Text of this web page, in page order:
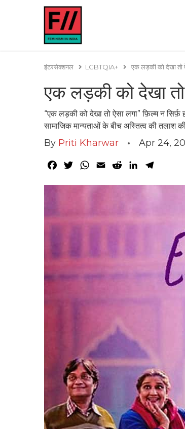
इंटरसेक्शनल LGBTQIA+ एक लड़की को देखा तो
एक लड़की को देखा तो
“एक लड़की को देखा तो ऐसा लगा” फ़िल्म न
सामाजिक मान्यताओं के बीच अस्तित्व की तलाश
By Priti Kharwar Apr 24,
Facebook
TwitterWhatsApp
Email RedditLinkedIn